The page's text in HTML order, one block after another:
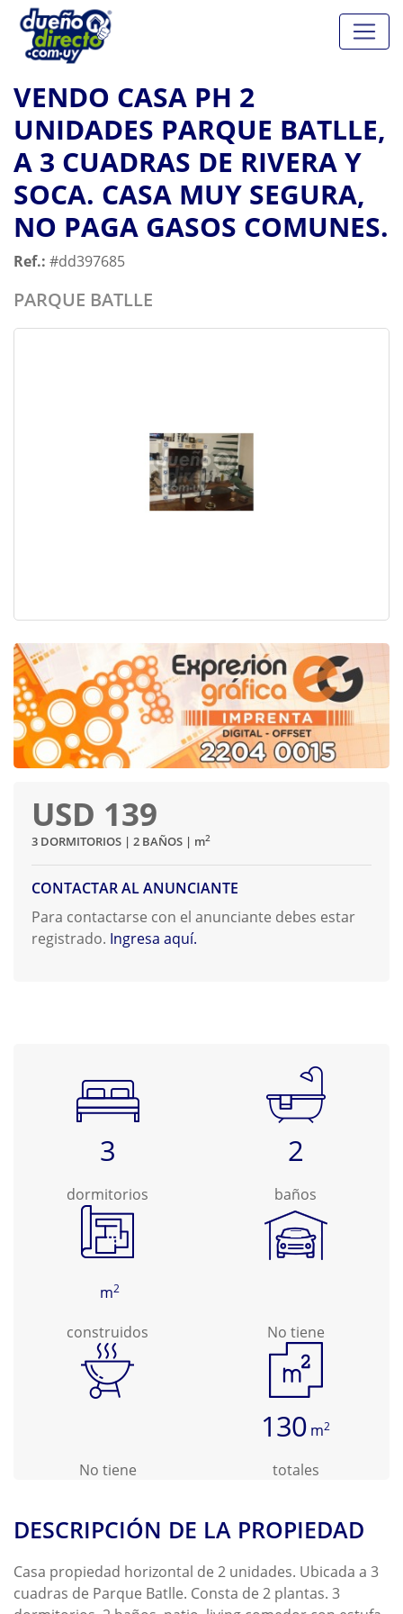
VENDO CASA PH 2
UNIDADES PARQUE BATLLE,
A 3 CUADRAS DE RIVERA Y
SOCA. CASA MUY SEGURA,
NO PAGA GASOS COMUNES.
Ref.: #dd397685
PARQUE BATLLE
USD 139
3 DORMITORIOS | 2 BAÑOS | m2
CONTACTAR AL ANUNCIANTE
Para contactarse con el anunciante debes estar
registrado. Ingresa aquí.
3
dormitorios
2
baños
m2
construidos No tiene
No tiene
130 m2
totales
DESCRIPCIÓN DE LA PROPIEDAD
Casa propiedad horizontal de 2 unidades. Ubicada a 3
cuadras de Parque Batlle. Consta de 2 plantas. 3